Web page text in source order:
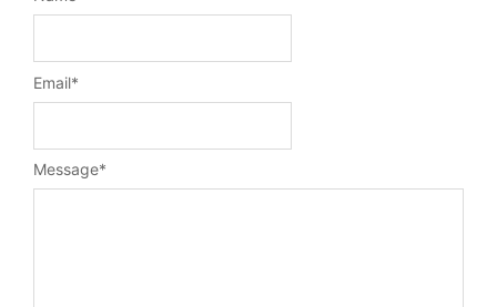
Message*
Email*